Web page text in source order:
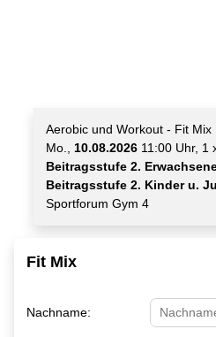
Aerobic und Workout - Fit Mix
Mo., 10.08.2026 11:00 Uhr, 1
Beitragsstufe 2.
Beitragsstufe 2. Kinder u.
Sportforum Gym 4
Fit Mix
Nachname: